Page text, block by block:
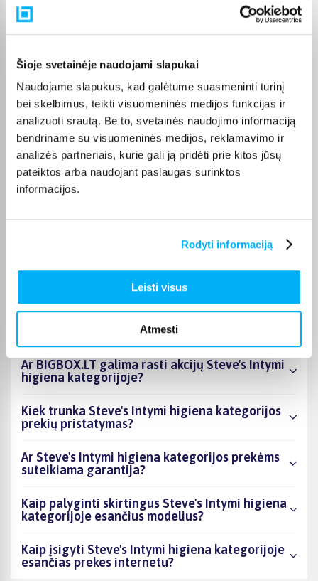
Šioje svetainėje naudojami slapukai
Naudojame slapukus, kad galėtume suasmeninti turinį
bei skelbimus, teikti visuomeninės medijos funkcijas ir
analizuoti srautą. Be to, svetainės naudojimo informaciją
bendriname su visuomeninės medijos, reklamavimo ir
analizės partneriais, kurie gali ją pridėti prie kitos jūsų
pateiktos arba naudojant paslaugas surinktos
informacijos.
Rodyti informaciją
Leisti visus
Atmesti
savybes, funkcionalumą, komplektaciją, garantijos sąlygas bei
taikomus specialius pasiūlymus.
pasiūlymus ir patogiai palyginti Steve's prekes tarpusavyje.
informaciją ir prekės aprašymą, kad galėtumėte priimti patogų
ir apgalvotą sprendimą.
Palyginkite Steve's prekes BIGBOX.LT ir išsirinkite tinkamiausią
DUK
esantys produktai šiuo metu populiariausi?
Kiek prekių yra Steve's Intymi higiena
Ar BIGBOX.LT galima rasti akcijų Steve's Intymi
higiena kategorijoje?
Kiek trunka Steve's Intymi higiena kategorijos
prekių pristatymas?
Ar Steve's Intymi higiena kategorijos prekėms
suteikiama garantija?
Kaip palyginti skirtingus Steve's Intymi higiena
kategorijoje esančius modelius?
Kaip įsigyti Steve's Intymi higiena kategorijoje
esančias prekes internetu?